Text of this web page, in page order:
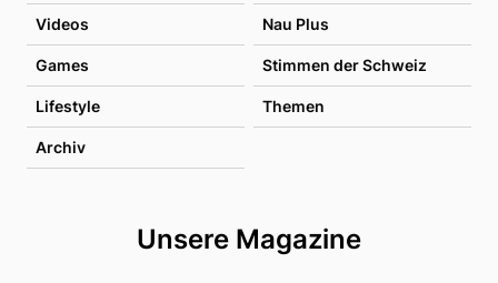
Videos Nau Plus
Games Stimmen der Schweiz
Lifestyle Themen
Archiv
Unsere Magazine